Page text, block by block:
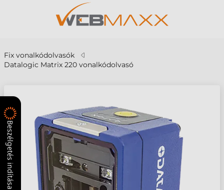
Fix vonalkódolvasók
Datalogic Matrix 220 vonalkódolvasó
Beszélgetés indítása